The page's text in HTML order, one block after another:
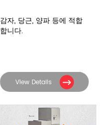
감자, 당근, 양파 등에 적합
합니다.
View Details